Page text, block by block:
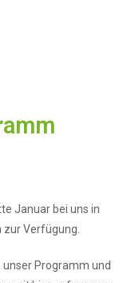
Januar bei uns in
Verfügung.
Programm und